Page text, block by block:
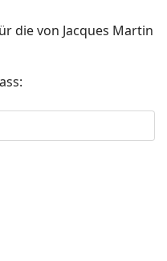
die von Jacques Martin